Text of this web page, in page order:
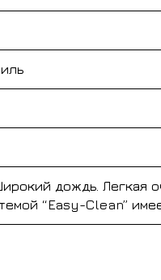
дождь. Легкая
“Easy-Clean”